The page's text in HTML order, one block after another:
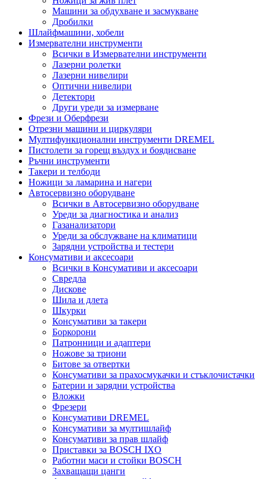
Машини за обдухване и засмукване
Дробилки
Шлайфмашини, хобели
Измервателни инструменти
Всички в Измервателни инструменти
Лазерни ролетки
Лазерни нивелири
Оптични нивелири
Детектори
Други уреди за измерване
Фрези и Оберфрези
Отрезни машини и циркуляри
Мултифункционални инструменти DREMEL
Пистолети за горещ въздух и боядисване
Ръчни инструменти
Такери и телбоди
Ножици за ламарина и нагери
Автосервизно оборудване
Всички в Автосервизно оборудване
Уреди за диагностика и анализ
Газанализатори
Уреди за обслужване на климатици
Зарядни устройства и тестери
Консумативи и аксесоари
Всички в Консумативи и аксесоари
Свредла
Дискове
Шила и длета
Шкурки
Консумативи за такери
Боркорони
Патронници и адаптери
Ножове за триони
Битове за отвертки
Консумативи за прахосмукачки и стъклочистачки
Батерии и зарядни устройства
Вложки
Фрезери
Консумативи DREMEL
Консумативи за мултишлайф
Консумативи за прав шлайф
Приставки за BOSCH IXO
Работни маси и стойки BOSCH
Захващащи цанги